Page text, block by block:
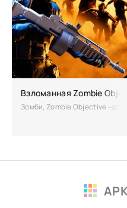
Взломанная Zombie
Зомби, Zombie Objective